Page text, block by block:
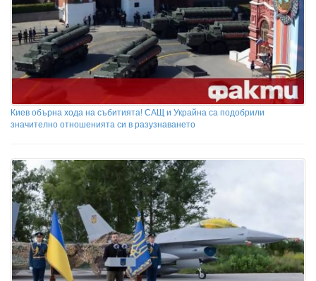
Киев обърна хода на събитията! САЩ и Украйна са подобрили
значително отношенията си в разузнаването